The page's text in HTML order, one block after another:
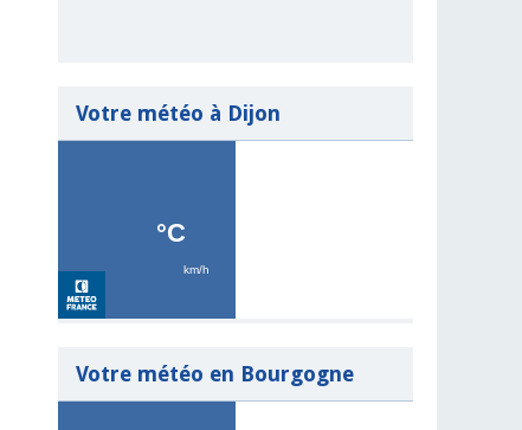
Votre météo à Dijon
Votre météo en Bourgogne